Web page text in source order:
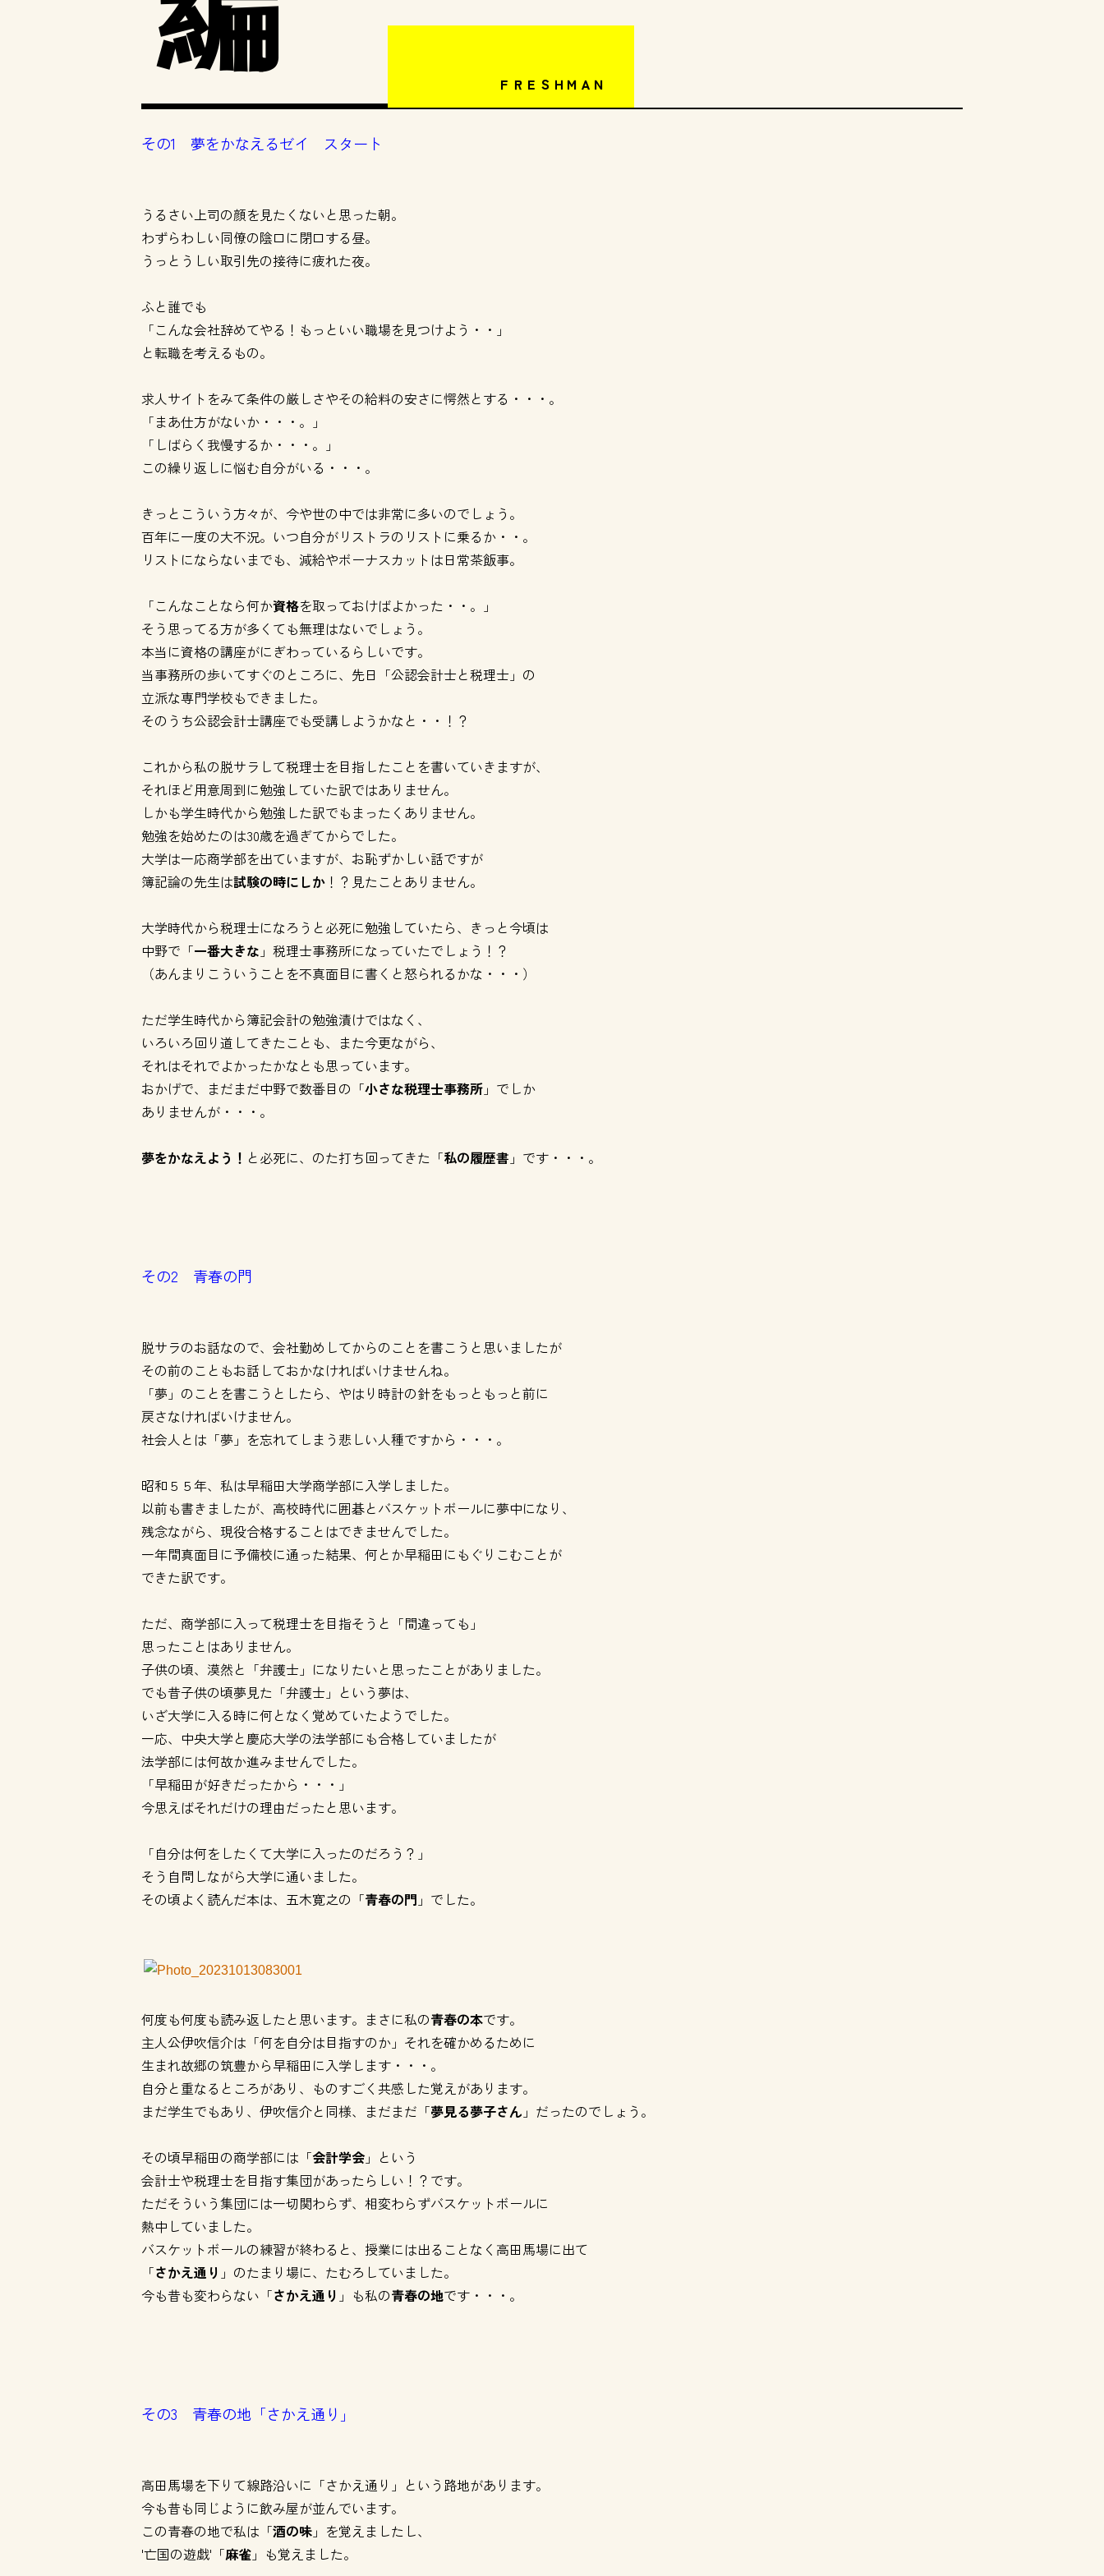
ＦＲＥＳＨＭＡＮ
その1 夢をかなえるゼイ スタート
うるさい上司の顔を見たくないと思った朝。
わずらわしい同僚の陰口に閉口する昼。
うっとうしい取引先の接待に疲れた夜。
ふと誰でも
「こんな会社辞めてやる！もっといい職場を見つけよう・・」
と転職を考えるもの。
求人サイトをみて条件の厳しさやその給料の安さに愕然とする・・・。
「まあ仕方がないか・・・。」
「しばらく我慢するか・・・。」
この繰り返しに悩む自分がいる・・・。
きっとこういう方々が、今や世の中では非常に多いのでしょう。
百年に一度の大不況。いつ自分がリストラのリストに乗るか・・。
リストにならないまでも、減給やボーナスカットは日常茶飯事。
「こんなことなら何か資格を取っておけばよかった・・。」
そう思ってる方が多くても無理はないでしょう。
本当に資格の講座がにぎわっているらしいです。
当事務所の歩いてすぐのところに、先日「公認会計士と税理士」の
立派な専門学校もできました。
そのうち公認会計士講座でも受講しようかなと・・！？
これから私の脱サラして税理士を目指したことを書いていきますが、
それほど用意周到に勉強していた訳ではありません。
しかも学生時代から勉強した訳でもまったくありません。
勉強を始めたのは30歳を過ぎてからでした。
大学は一応商学部を出ていますが、お恥ずかしい話ですが
簿記論の先生は試験の時にしか ！？見たことありません。
大学時代から税理士になろうと必死に勉強していたら、きっと今頃は
中野で「一番大きな 」税理士事務所になっていたでしょう！？
（あんまりこういうことを不真面目に書くと怒られるかな・・・）
ただ学生時代から簿記会計の勉強漬けではなく、
いろいろ回り道してきたことも、また今更ながら、
それはそれでよかったかなとも思っています。
おかげで、まだまだ中野で数番目の「小さな税理士事務所 」でしか
ありませんが・・・。
夢をかなえよう！ と必死に、のた打ち回ってきた「私の履歴書 」です・・・。
その2 青春の門
脱サラのお話なので、会社勤めしてからのことを書こうと思いましたが
その前のこともお話しておかなければいけませんね。
「夢」のことを書こうとしたら、やはり時計の針をもっともっと前に
戻さなければいけません。
社会人とは「夢」を忘れてしまう悲しい人種ですから・・・。
昭和５５年、私は早稲田大学商学部に入学しました。
以前も書きましたが、高校時代に囲碁とバスケットボールに夢中になり、
残念ながら、現役合格することはできませんでした。
一年間真面目に予備校に通った結果、何とか早稲田にもぐりこむことが
できた訳です。
ただ、商学部に入って税理士を目指そうと「間違っても」
思ったことはありません。
子供の頃、漠然と「弁護士」になりたいと思ったことがありました。
でも昔子供の頃夢見た「弁護士」という夢は、
いざ大学に入る時に何となく覚めていたようでした。
一応、中央大学と慶応大学の法学部にも合格していましたが
法学部には何故か進みませんでした。
「早稲田が好きだったから・・・」
今思えばそれだけの理由だったと思います。
「自分は何をしたくて大学に入ったのだろう？」
そう自問しながら大学に通いました。
その頃よく読んだ本は、五木寛之の「青春の門 」でした。
何度も何度も読み返したと思います。まさに私の青春の本です。
主人公伊吹信介は「何を自分は目指すのか」それを確かめるために
生まれ故郷の筑豊から早稲田に入学します・・・。
自分と重なるところがあり、ものすごく共感した覚えがあります。
まだ学生でもあり、伊吹信介と同様、まだまだ「夢見る夢子さん 」だったのでしょう。
その頃早稲田の商学部には「会計学会 」という
会計士や税理士を目指す集団があったらしい！？です。
ただそういう集団には一切関わらず、相変わらずバスケットボールに
熱中していました。
バスケットボールの練習が終わると、授業には出ることなく高田馬場に出て
「さかえ通り 」のたまり場に、たむろしていました。
今も昔も変わらない「さかえ通り 」も私の青春の地です・・・。
その3 青春の地「さかえ通り」
高田馬場を下りて線路沿いに「さかえ通り」という路地があります。
今も昔も同じように飲み屋が並んでいます。
この青春の地で私は「酒の味 」を覚えましたし、
'亡国の遊戯'「麻雀 」も覚えました。